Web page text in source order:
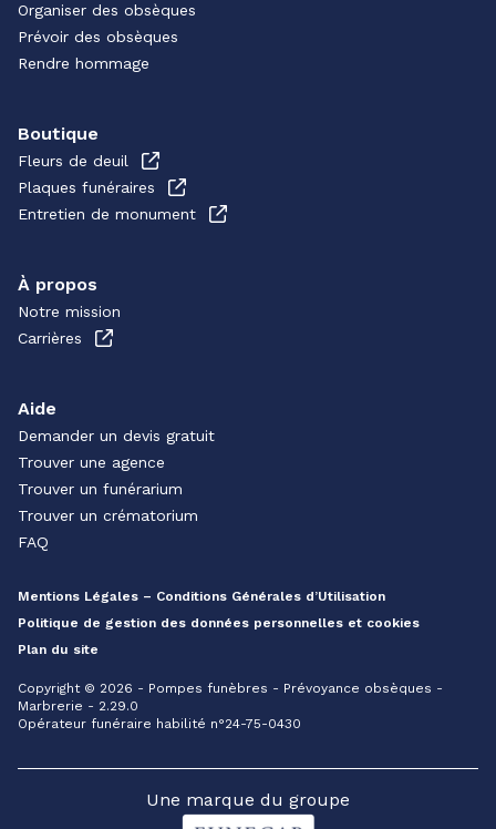
Organiser des obsèques
Prévoir des obsèques
Rendre hommage
Boutique
Fleurs de deuil
Plaques funéraires
Entretien de monument
À propos
Notre mission
Carrières
Aide
Demander un devis gratuit
Trouver une agence
Trouver un funérarium
Trouver un crématorium
FAQ
Mentions Légales – Conditions Générales d’Utilisation
Politique de gestion des données personnelles et cookies
Plan du site
Copyright © 2026 - Pompes funèbres - Prévoyance obsèques -
Marbrerie - 2.29.0
Opérateur funéraire habilité n°24-75-0430
Une marque du groupe